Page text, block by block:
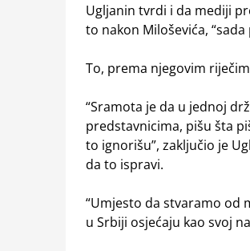
Ugljanin tvrdi i da mediji
to nakon Miloševića,
To, prema njegovim
“Sramota je da u jednoj
predstavnicima, pišu šta
to ignorišu”, zaključio je
da to ispravi.
“Umjesto da stvaramo od
u Srbiji osjećaju kao svoj